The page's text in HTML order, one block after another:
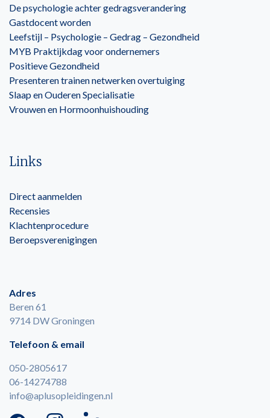
De psychologie achter gedragsverandering
Gastdocent worden
Leefstijl – Psychologie – Gedrag – Gezondheid
MYB Praktijkdag voor ondernemers
Positieve Gezondheid
Presenteren trainen netwerken overtuiging
Slaap en Ouderen Specialisatie
Vrouwen en Hormoonhuishouding
Links
Direct aanmelden
Recensies
Klachtenprocedure
Beroepsverenigingen
Adres
Beren 61
9714 DW Groningen
Telefoon & email
050-2805617
06-14274788
info@aplusopleidingen.nl